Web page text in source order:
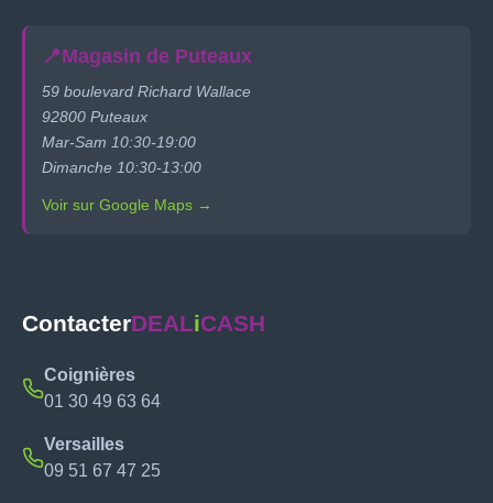
📍Magasin de Puteaux
59 boulevard Richard Wallace
92800 Puteaux
Mar-Sam 10:30-19:00
Dimanche 10:30-13:00
Voir sur Google Maps →
ContacterDEALiCASH
Coignières
01 30 49 63 64
Versailles
09 51 67 47 25